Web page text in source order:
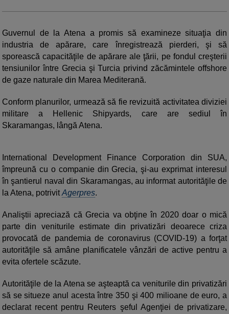
Guvernul de la Atena a promis să examineze situaţia din
industria de apărare, care înregistrează pierderi, şi să
sporească capacităţile de apărare ale ţării, pe fondul creşterii
tensiunilor între Grecia şi Turcia privind zăcămintele offshore
de gaze naturale din Marea Mediterană.
Conform planurilor, urmează să fie revizuită activitatea diviziei
militare a Hellenic Shipyards, care are sediul în
Skaramangas, lângă Atena.
International Development Finance Corporation din SUA,
împreună cu o companie din Grecia, şi-au exprimat interesul
în şantierul naval din Skaramangas, au informat autorităţile de
la Atena, potrivitAgerpres.
Analiştii apreciază că Grecia va obţine în 2020 doar o mică
parte din veniturile estimate din privatizări deoarece criza
provocată de pandemia de coronavirus (COVID-19) a forţat
autorităţile să amâne planificatele vânzări de active pentru a
evita ofertele scăzute.
Autorităţile de la Atena se aşteaptă ca veniturile din privatizări
să se situeze anul acesta între 350 şi 400 milioane de euro, a
declarat recent pentru Reuters şeful Agenţiei de privatizare,